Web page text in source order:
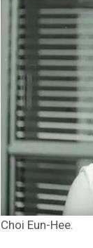
Choi Eun-Hee.